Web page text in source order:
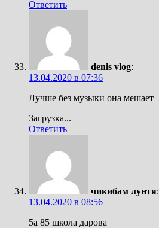
Ответить
denis vlog:
13.04.2020 в 07:36
Лучше без музыки она мешает
Загрузка...
Ответить
чикибам лунтя:
13.04.2020 в 08:56
5а 85 школа дарова